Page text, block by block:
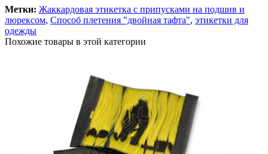
Метки: Жаккардовая этикетка с припусками на подшив и
люрексом, Способ плетения "двойная тафта", этикетки для
одежды
Похожие товары в этой категории